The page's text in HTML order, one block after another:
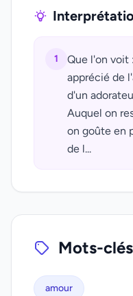
1
Que l'on voit
apprécié de
d'un
Auquel on
on goûte en
de l...
Mots-
amour